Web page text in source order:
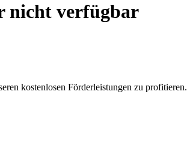
nicht verfügbar
kostenlosen Förderleistungen zu profitieren.